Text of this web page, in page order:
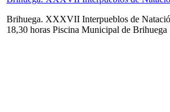
Brihuega. XXXVII Interpueblos de
18,30 horas Piscina Municipal de Brihuega